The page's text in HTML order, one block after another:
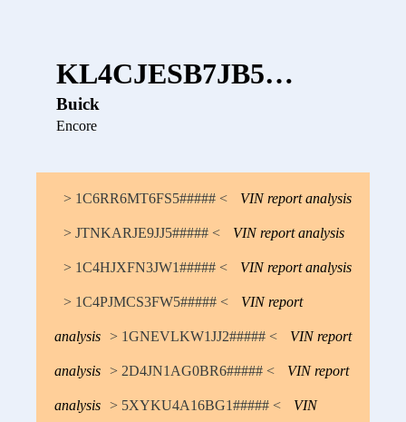
KL4CJESB7JB5…
Buick
Encore
> 1C6RR6MT6FS5##### < VIN report analysis
> JTNKARJE9JJ5##### < VIN report analysis
> 1C4HJXFN3JW1##### < VIN report analysis
> 1C4PJMCS3FW5##### < VIN report
analysis > 1GNEVLKW1JJ2##### < VIN report
analysis > 2D4JN1AG0BR6##### < VIN report
analysis > 5XYKU4A16BG1##### < VIN